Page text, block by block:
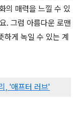
의 매력을 느낄 수 있
. 그럼 아름다운 로맨
하게 녹일 수 있는 계
, '애프터 러브'